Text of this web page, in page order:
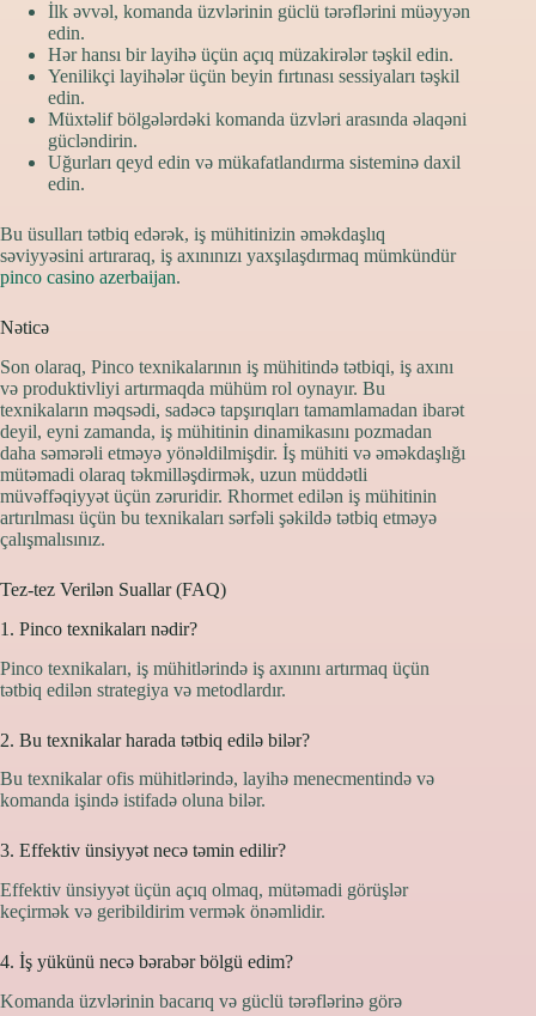
İlk əvvəl, komanda üzvlərinin güclü tərəflərini müəyyən
edin.
Hər hansı bir layihə üçün açıq müzakirələr təşkil edin.
Yenilikçi layihələr üçün beyin fırtınası sessiyaları təşkil
edin.
Müxtəlif bölgələrdəki komanda üzvləri arasında əlaqəni
gücləndirin.
Uğurları qeyd edin və mükafatlandırma sisteminə daxil
edin.
Bu üsulları tətbiq edərək, iş mühitinizin əməkdaşlıq
səviyyəsini artıraraq, iş axınınızı yaxşılaşdırmaq mümkündür
pinco casino azerbaijan.
Nəticə
Son olaraq, Pinco texnikalarının iş mühitində tətbiqi, iş axını
və produktivliyi artırmaqda mühüm rol oynayır. Bu
texnikaların məqsədi, sadəcə tapşırıqları tamamlamadan ibarət
deyil, eyni zamanda, iş mühitinin dinamikasını pozmadan
daha səmərəli etməyə yönəldilmişdir. İş mühiti və əməkdaşlığı
mütəmadi olaraq təkmilləşdirmək, uzun müddətli
müvəffəqiyyət üçün zəruridir. Rhormet edilən iş mühitinin
artırılması üçün bu texnikaları sərfəli şəkildə tətbiq etməyə
çalışmalısınız.
Tez-tez Verilən Suallar (FAQ)
1. Pinco texnikaları nədir?
Pinco texnikaları, iş mühitlərində iş axınını artırmaq üçün
tətbiq edilən strategiya və metodlardır.
2. Bu texnikalar harada tətbiq edilə bilər?
Bu texnikalar ofis mühitlərində, layihə menecmentində və
komanda işində istifadə oluna bilər.
3. Effektiv ünsiyyət necə təmin edilir?
Effektiv ünsiyyət üçün açıq olmaq, mütəmadi görüşlər
keçirmək və geribildirim vermək önəmlidir.
4. İş yükünü necə bərabər bölgü edim?
Komanda üzvlərinin bacarıq və güclü tərəflərinə görə